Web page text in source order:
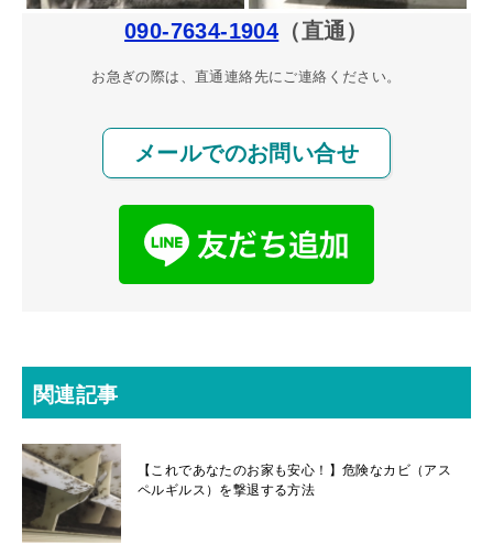
090-7634-1904 （直通）
お急ぎの際は、直通連絡先にご連絡ください。
メールでのお問い合せ
関連記事
【これであなたのお家も安心！】危険なカビ（アス
ペルギルス）を撃退する方法